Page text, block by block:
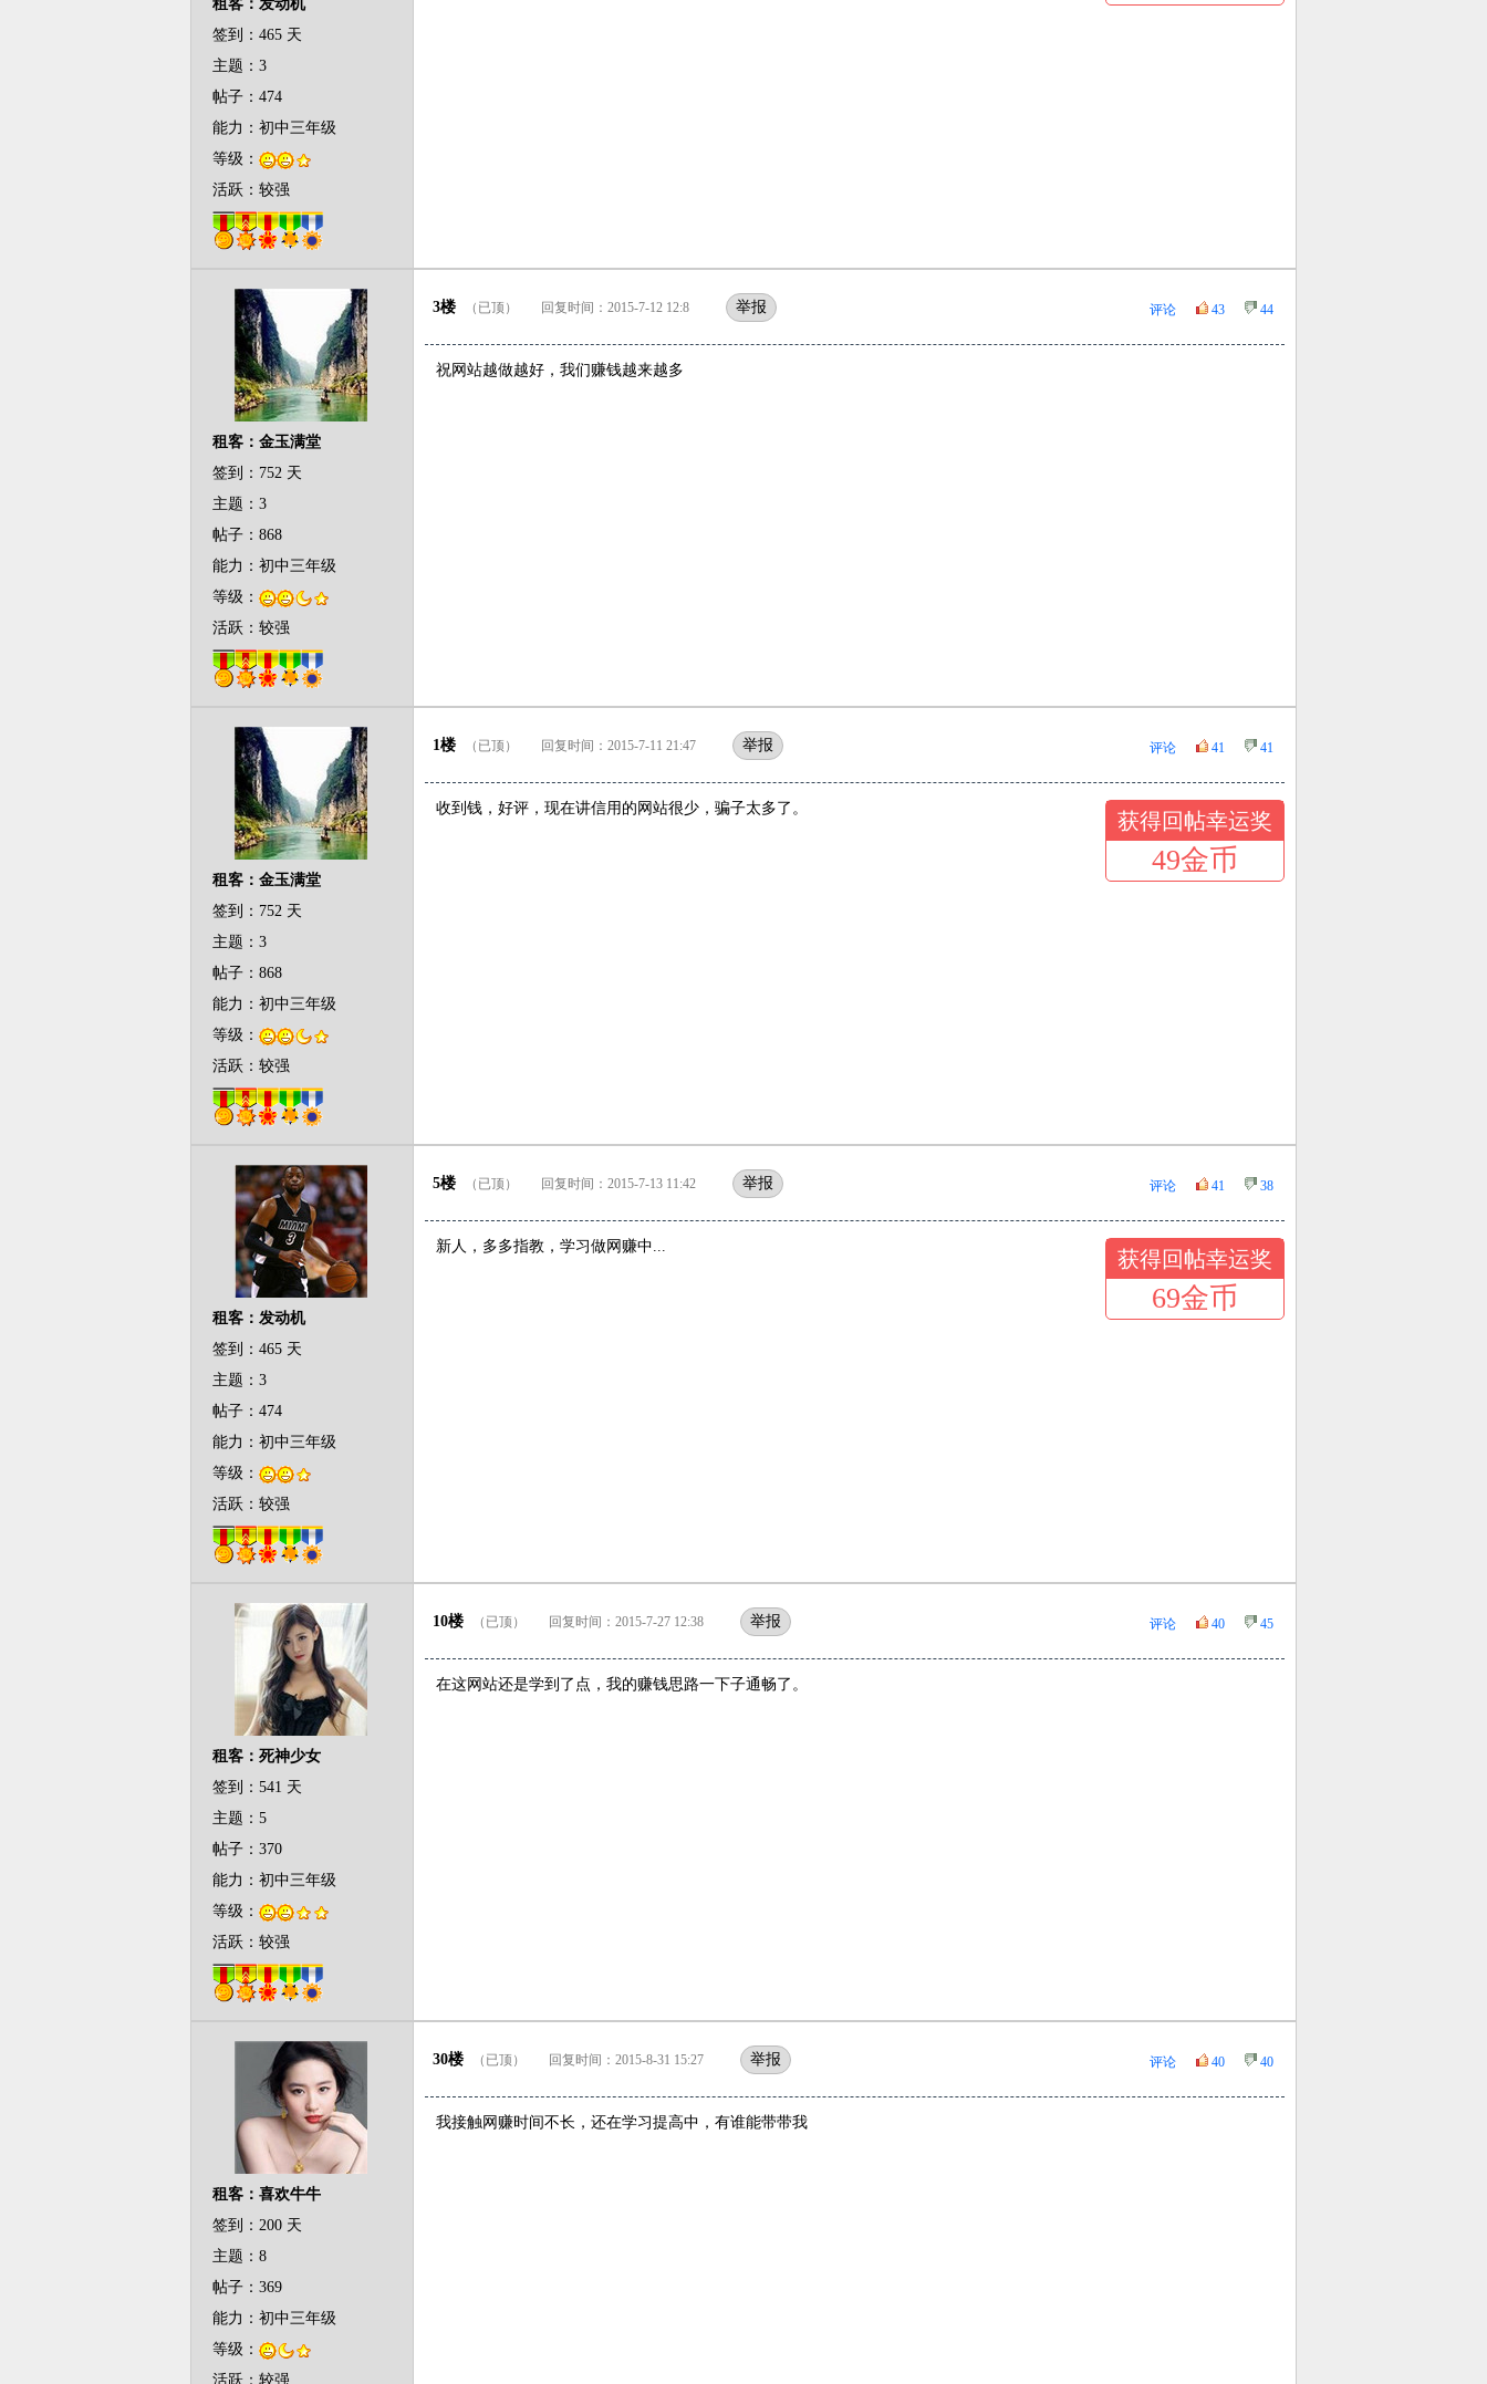
租客：发动机
签到：465 天
主题：3
帖子：474
能力：初中三年级
等级：
活跃：较强
租客：金玉满堂
签到：752 天
主题：3
帖子：868
能力：初中三年级
等级：
活跃：较强
3楼 （已顶） 回复时间：2015-7-12 12:8 举报
祝网站越做越好，我们赚钱越来越多
租客：金玉满堂
签到：752 天
主题：3
帖子：868
能力：初中三年级
等级：
活跃：较强
1楼 （已顶） 回复时间：2015-7-11 21:47 举报
获得回帖幸运奖
49金币
收到钱，好评，现在讲信用的网站很少，骗子太多了。
租客：发动机
签到：465 天
主题：3
帖子：474
能力：初中三年级
等级：
活跃：较强
5楼 （已顶） 回复时间：2015-7-13 11:42 举报
获得回帖幸运奖
69金币
新人，多多指教，学习做网赚中...
租客：死神少女
签到：541 天
主题：5
帖子：370
能力：初中三年级
等级：
活跃：较强
10楼 （已顶） 回复时间：2015-7-27 12:38 举报
在这网站还是学到了点，我的赚钱思路一下子通畅了。
租客：喜欢牛牛
签到：200 天
主题：8
帖子：369
能力：初中三年级
等级：
活跃：较强
30楼 （已顶） 回复时间：2015-8-31 15:27 举报
我接触网赚时间不长，还在学习提高中，有谁能带带我